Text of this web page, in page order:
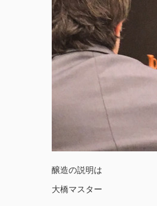
醸造の説明は
大橋マスター